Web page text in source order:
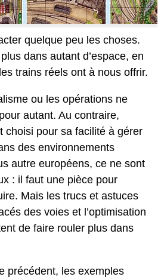
quelque peu les choses.
dans autant d’espace, en
trains réels ont à nous offrir.
ou les opérations ne
autant. Au contraire,
choisi pour sa facilité à gérer
des environnements
autre européens, ce ne sont
: il faut une pièce pour
Mais les trucs et astuces
des voies et l’optimisation
de faire rouler plus dans
précédent, les exemples